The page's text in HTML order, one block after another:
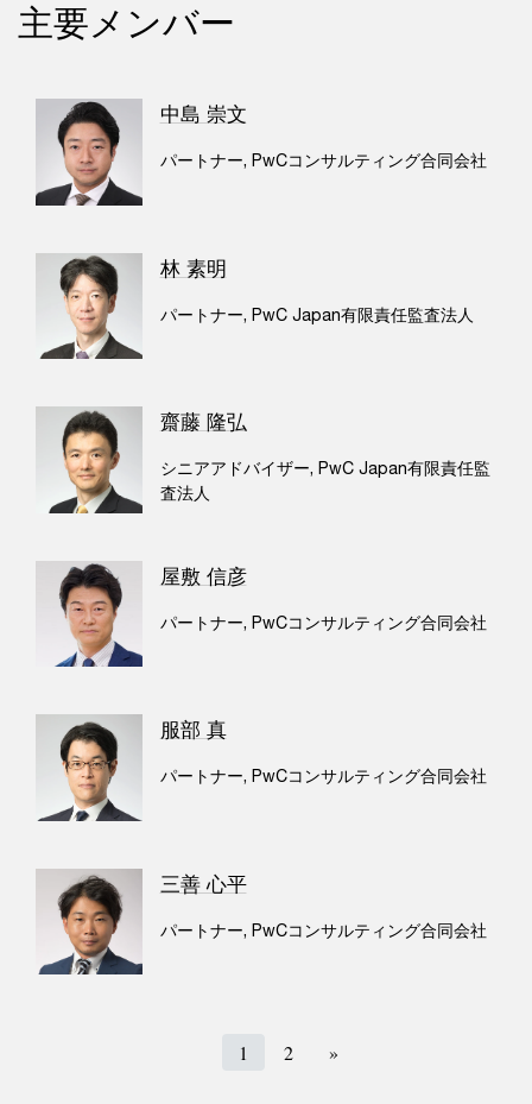
主要メンバー
中島 崇文
パートナー, PwCコンサルティング合同会社
林 素明
パートナー, PwC Japan有限責任監査法人
齋藤 隆弘
シニアアドバイザー, PwC Japan有限責任監
査法人
屋敷 信彦
パートナー, PwCコンサルティング合同会社
服部 真
パートナー, PwCコンサルティング合同会社
三善 心平
パートナー, PwCコンサルティング合同会社
1 2 »